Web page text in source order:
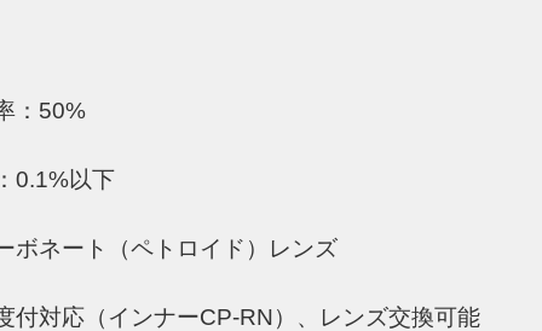
：50%
0.1%以下
ボネート（ペトロイド）レンズ
付対応（インナーCP-RN）、レンズ交換可能